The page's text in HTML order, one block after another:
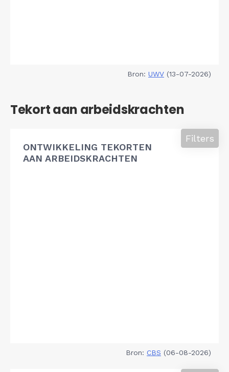
Bron: UWV (13-07-2026)
Tekort aan arbeidskrachten
ONTWIKKELING TEKORTEN
AAN ARBEIDSKRACHTEN
Filters
Bron: CBS (06-08-2026)